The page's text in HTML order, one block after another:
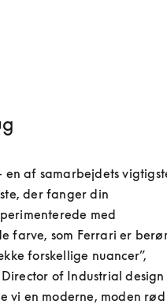
af samarbejdets
der fanger din
med
farve, som Ferrari er
forskellige nuancer”,
of Industrial design
vi en moderne, moden rød